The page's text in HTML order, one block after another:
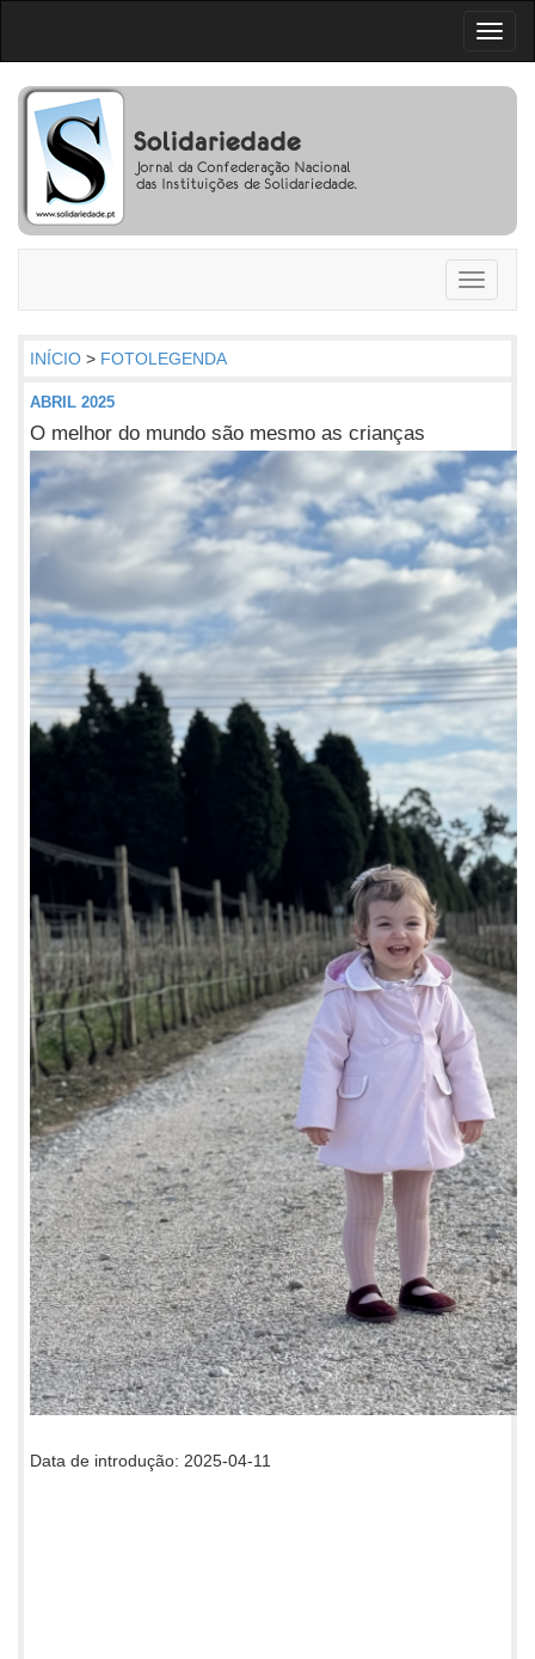
Toggle
INÍCIO > FOTOLEGENDA
ABRIL 2025
O melhor do mundo são mesmo as crianças
Data de introdução: 2025-04-11